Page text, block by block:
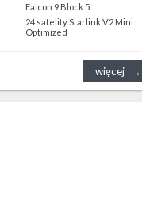
SLC-
4E w
Google
Falcon 9 Block 5
24 satelity Starlink V2 Mini
Optimized
więcej